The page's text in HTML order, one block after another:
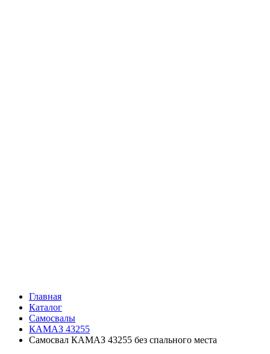
Главная
Каталог
Самосвалы
КАМАЗ 43255
Самосвал КАМАЗ 43255 без спального места